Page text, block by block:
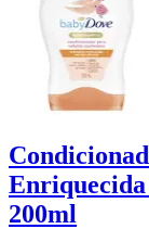
Enriquecida
200ml